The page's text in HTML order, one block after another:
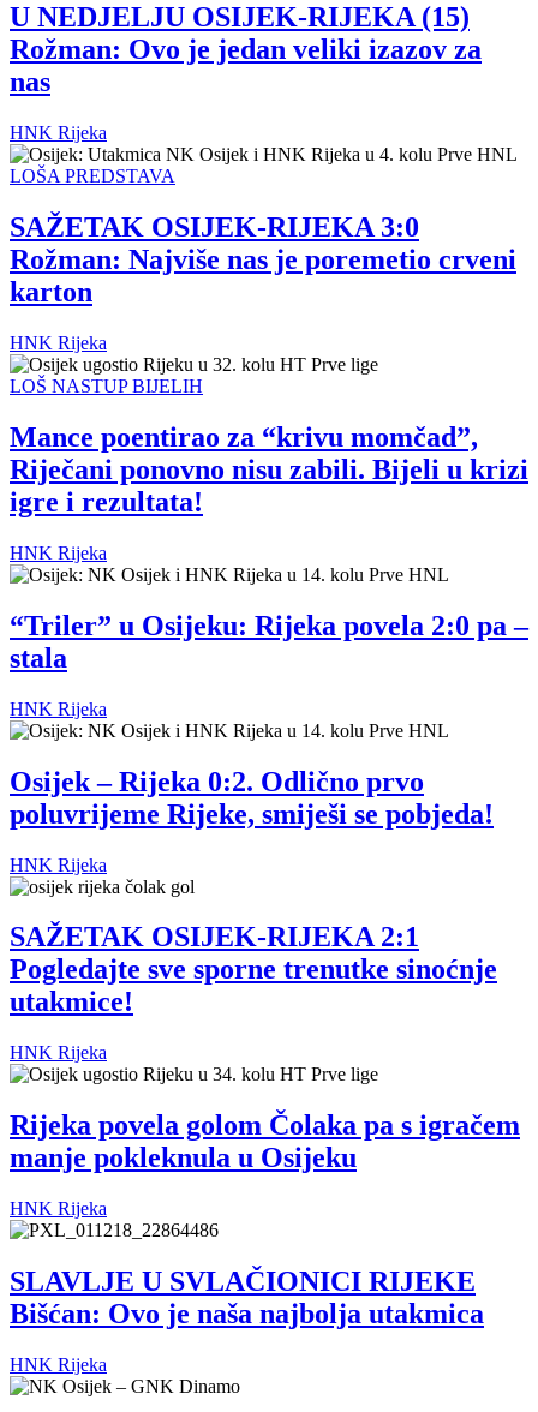
U NEDJELJU OSIJEK-RIJEKA (15)
Rožman: Ovo je jedan veliki izazov za
nas
HNK Rijeka
LOŠA PREDSTAVA
SAŽETAK OSIJEK-RIJEKA 3:0
Rožman: Najviše nas je poremetio crveni
karton
HNK Rijeka
LOŠ NASTUP BIJELIH
Mance poentirao za “krivu momčad”,
Riječani ponovno nisu zabili. Bijeli u krizi
igre i rezultata!
HNK Rijeka
“Triler” u Osijeku: Rijeka povela 2:0 pa –
stala
HNK Rijeka
Osijek – Rijeka 0:2. Odlično prvo
poluvrijeme Rijeke, smiješi se pobjeda!
HNK Rijeka
SAŽETAK OSIJEK-RIJEKA 2:1
Pogledajte sve sporne trenutke sinoćnje
utakmice!
HNK Rijeka
Rijeka povela golom Čolaka pa s igračem
manje pokleknula u Osijeku
HNK Rijeka
SLAVLJE U SVLAČIONICI RIJEKE
Bišćan: Ovo je naša najbolja utakmica
HNK Rijeka